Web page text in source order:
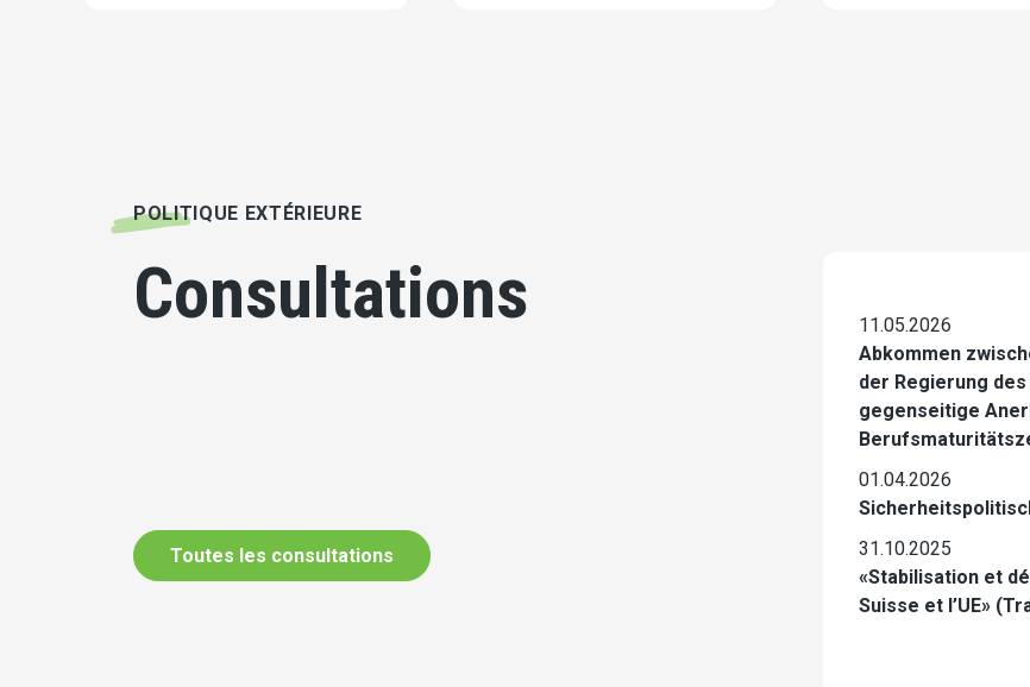
POLITIQUE EXTÉRIEURE
Consultations
Toutes les consultations
11.05.2026
Abkommen
der Regierung
gegenseitige
01.04.2026
31.10.2025
«Stabilisation et
Suisse et l’UE»